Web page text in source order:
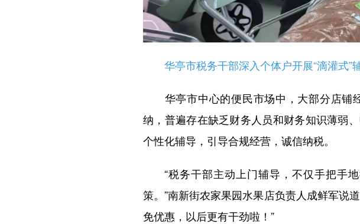
华亭市税务干部深入个体户开展“滴灌式”
华亭市中心的便民市场中，大部分店铺
纳，普遍存在缺乏财务人员和财务知识薄弱
个性化辅导，引导合规经营，诚信纳税。
“税务干部主动上门辅导，不仅手把手地
策。”南新街农家果园水果店负责人成鲜军说
免优惠，以后更有干劲啦！”